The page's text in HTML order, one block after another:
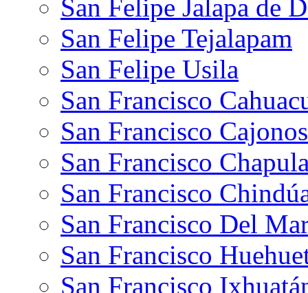
San Felipe Jalapa de
San Felipe Tejalapam
San Felipe Usila
San Francisco
San Francisco Cajonos
San Francisco
San Francisco
San Francisco Del
San Francisco
San Francisco